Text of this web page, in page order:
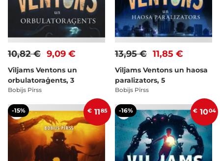
9,09 €
10,82 €
Viljams Ventons un
orbulatoraģents, 3
Bobijs Pīrss
11,85 €
13,95 €
Viljams Ventons un haosa
paralizators, 5
Bobijs Pīrss
-15% € 1185 -16% € 1004